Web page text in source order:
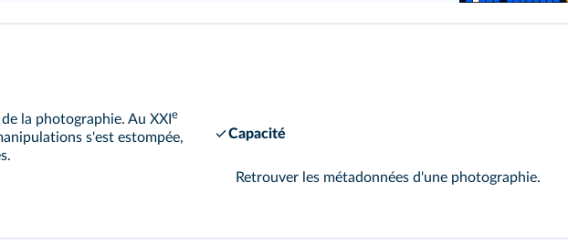
la photographie. Au XXI e
s'est estompée,
Capacité
Retrouver les métadonnées d'une photographie.